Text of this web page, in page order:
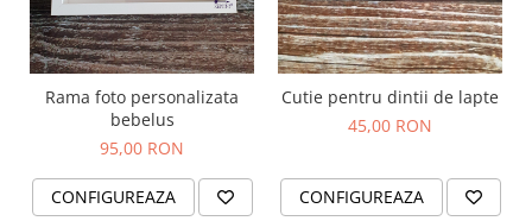
Rama foto personalizata
bebelus
95,00 RON
CONFIGUREAZA
Cutie pentru dintii de lapte
45,00 RON
CONFIGUREAZA